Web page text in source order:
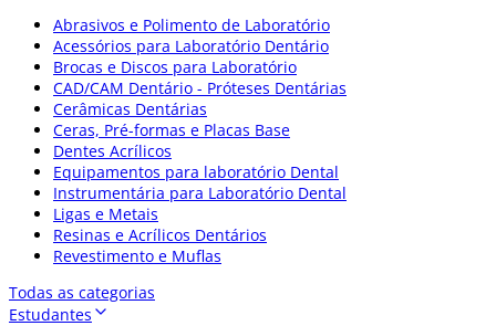
Abrasivos e Polimento de Laboratório
Acessórios para Laboratório Dentário
Brocas e Discos para Laboratório
CAD/CAM Dentário - Próteses Dentárias
Cerâmicas Dentárias
Ceras, Pré-formas e Placas Base
Dentes Acrílicos
Equipamentos para laboratório Dental
Instrumentária para Laboratório Dental
Ligas e Metais
Resinas e Acrílicos Dentários
Revestimento e Muflas
Todas as categorias
Estudantes